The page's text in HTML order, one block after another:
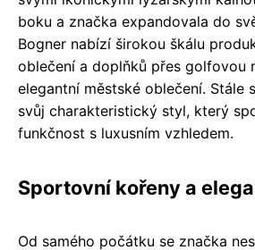
boku a značka expandovala do
Bogner nabízí širokou škálu
oblečení a doplňků přes golfovou
elegantní městské oblečení. Stále
svůj charakteristický styl, který
funkčnost s luxusním vzhledem.
Sportovní kořeny a
Od samého počátku se značka